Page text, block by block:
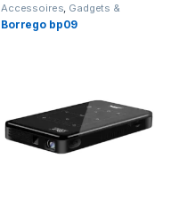
Accessoires, Gadgets &
Accessoires,Haut de gamme
Projecteurs
Borrego bp09